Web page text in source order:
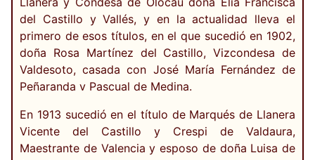
del Castillo y Vallés, y en la actualidad lleva el
primero de esos títulos, en el que sucedió en 1902,
doña Rosa Martínez del Castillo, Vizcondesa de
Valdesoto, casada con José María Fernández de
Peñaranda v Pascual de Medina.
En 1913 sucedió en el título de Marqués de Llanera
Vicente del Castillo y Crespi de Valdaura,
Maestrante de Valencia y esposo de doña Luisa de